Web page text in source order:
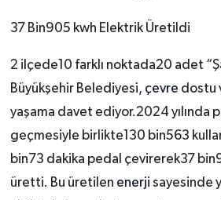
37 Bin905 kwh Elektrik Üretildi
2 ilçede10 farklı noktada20 adet
Büyükşehir Belediyesi, çevre dostu
yaşama davet ediyor.2024 yılında
geçmesiyle birlikte130 bin563
bin73 dakika pedal çevirerek37
üretti. Bu üretilen enerji sayesinde